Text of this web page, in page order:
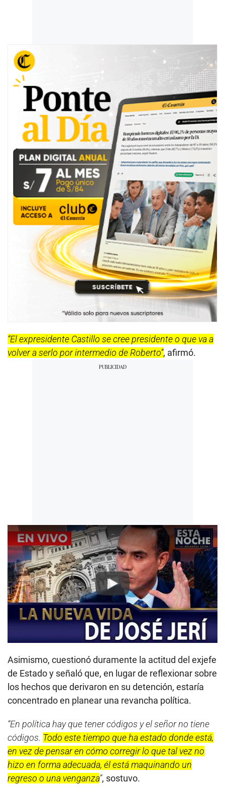
“El expresidente Castillo se cree presidente o que va a
volver a serlo por intermedio de Roberto”, afirmó.
Play
Asimismo, cuestionó duramente la actitud del exjefe
de Estado y señaló que, en lugar de reflexionar sobre
los hechos que derivaron en su detención, estaría
concentrado en planear una revancha política.
“En política hay que tener códigos y el señor no tiene
códigos. Todo este tiempo que ha estado donde está,
en vez de pensar en cómo corregir lo que tal vez no
hizo en forma adecuada, él está maquinando un
regreso o una venganza”, sostuvo.